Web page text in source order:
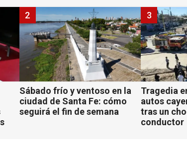
Sábado frío y ventoso en la
ciudad de Santa Fe: cómo
seguirá el fin de semana
2
Tragedia
autos
tras un
conductor
3